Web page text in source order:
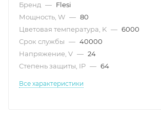
Бренд — Flesi
Мощность, W — 80
Цветовая температура, K — 6000
Срок службы — 40000
Напряжение, V — 24
Степень защиты, IP — 64
Все характеристики